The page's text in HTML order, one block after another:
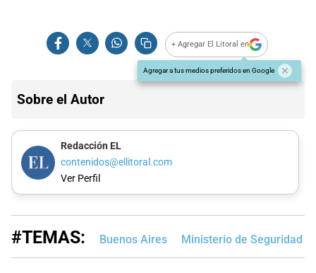
+ Agregar El Litoral en
Agregar a tus medios preferidos en Google
Sobre el Autor
Redacción EL
contenidos@ellitoral.com
Ver Perfil
#TEMAS: Buenos Aires Ministerio de Seguridad